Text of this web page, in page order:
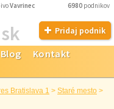
Vavrinec 6980 podnikov
Pridaj podnik
Blog
Kontakt
Bratislava 1 > Staré mesto >